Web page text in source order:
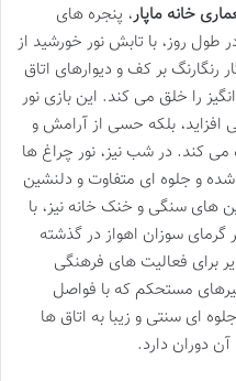
خانه ماپار، پنجره های
روز، با تابش نور خورشید از
بر کف و دیوارهای اتاق
را خلق می کند. این بازی نور
افزاید، بلکه حسی از آرامش و
می کند. در شب نیز، نور چراغ ها
و جلوه ای متفاوت و دلنشین
های سنگی و خنک خانه نیز، با
گرمای سوزان اهواز در گذشته
برای فعالیت های فرهنگی
مستحکم که با فواصل
جلوه ای سنتی و زیبا به اتاق ها
دوران دارد.